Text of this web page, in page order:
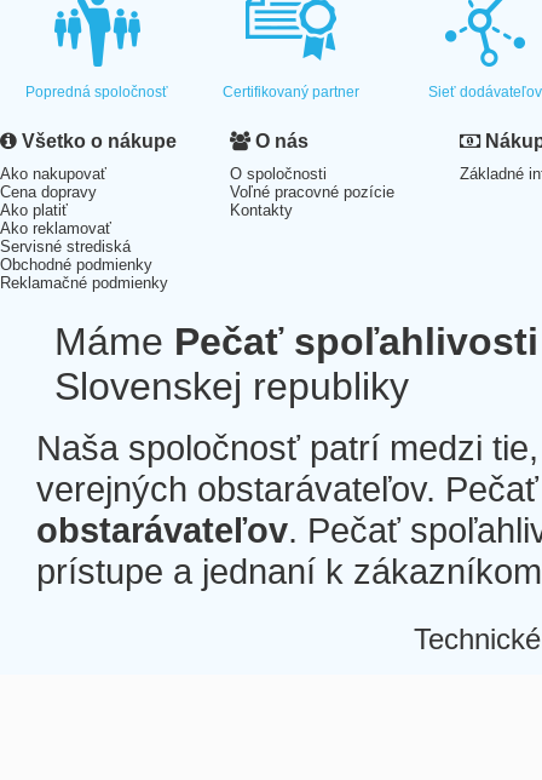
Popredná spoločnosť Certifikovaný partner Sieť dodávateľov
Všetko o nákupe
Ako nakupovať
Cena dopravy
Ako platiť
Ako reklamovať
Servisné strediská
Obchodné podmienky
Reklamačné podmienky
O nás
O spoločnosti
Voľné pracovné pozície
Kontakty
Základné
Máme Pečať spoľahlivosti
Slovenskej republiky
Naša spoločnosť patrí medzi
verejných obstarávateľov.
obstarávateľov. Pečať
prístupe a jednaní k